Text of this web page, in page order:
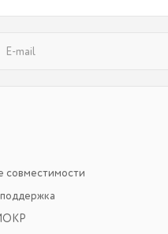
совместимости